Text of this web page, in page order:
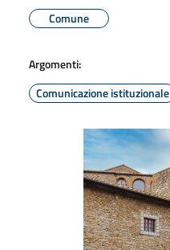
Comune
Argomenti:
Comunicazione istituzionale